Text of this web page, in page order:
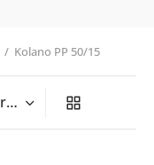
/ Kolano PP 50/15